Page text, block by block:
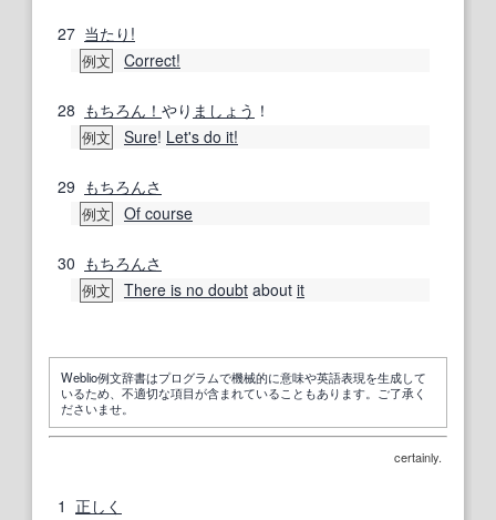
27 当たり!
例文 Correct!
28 もちろん！ やり ましょう ！
例文 Sure! Let's do it!
29 もちろんさ
例文 Of course
30 もちろんさ
例文 There is no doubt about it
Weblio例文辞書はプログラムで機械的に意味や英語表現を生成して
いるため、不適切な項目が含まれていることもあります。ご了承く
ださいませ。
certainly.
1 正しく